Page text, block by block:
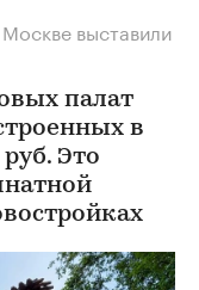
выставили
палат
в
Это